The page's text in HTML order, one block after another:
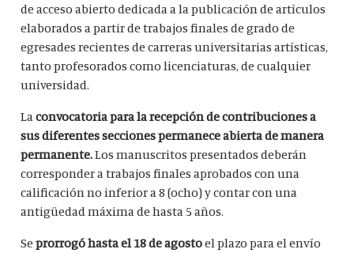
de acceso abierto dedicada a la publicación de artículos
elaborados a partir de trabajos finales de grado de
egresades recientes de carreras universitarias artísticas,
tanto profesorados como licenciaturas, de cualquier
universidad.
Laconvocatoria para la recepción de contribuciones a
sus diferentes secciones permanece abierta de manera
permanente.Los manuscritos presentados deberán
corresponder a trabajos finales aprobados con una
calificación no inferior a 8 (ocho) y contar con una
antigüedad máxima de hasta 5 años.
Seprorrogó hasta el 18 de agostoel plazo para el envío